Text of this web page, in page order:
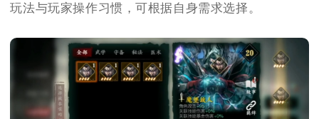
玩法与玩家操作习惯，可根据自身需求选择。